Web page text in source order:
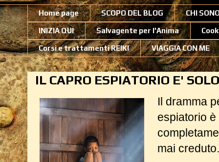
Home page SCOPO DEL BLOG CHI
INIZIA QUI Salvagente per l'Anima
Corsi e trattamenti REIKI VIAGGIA CON ME
IL CAPRO ESPIATORIO E'
Il dramma
espiatorio è
mai creduto.